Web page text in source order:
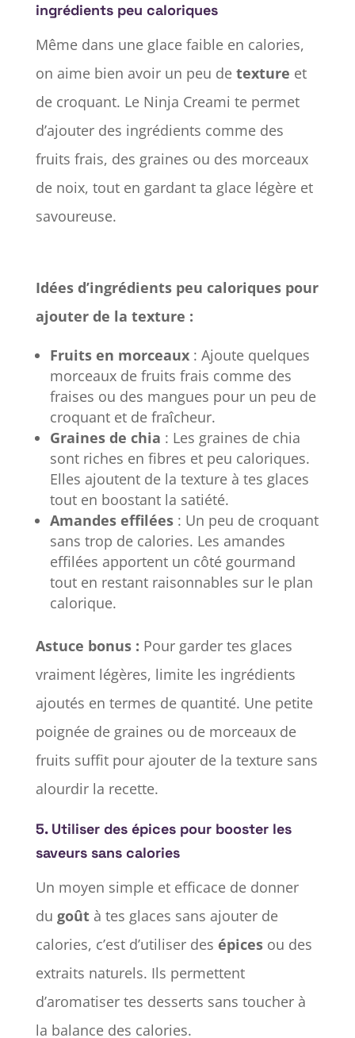
ingrédients peu caloriques
Même dans une glace faible en calories,
on aime bien avoir un peu de texture et
de croquant. Le Ninja Creami te permet
d’ajouter des ingrédients comme des
fruits frais, des graines ou des morceaux
de noix, tout en gardant ta glace légère et
savoureuse.
Idées d’ingrédients peu caloriques pour
ajouter de la texture :
Fruits en morceaux: Ajoute quelques
morceaux de fruits frais comme des
fraises ou des mangues pour un peu de
croquant et de fraîcheur.
Graines de chia : Les graines de chia
sont riches en fibres et peu caloriques.
Elles ajoutent de la texture à tes glaces
tout en boostant la satiété.
Amandes effilées: Un peu de croquant
sans trop de calories. Les amandes
effilées apportent un côté gourmand
tout en restant raisonnables sur le plan
calorique.
Astuce bonus : Pour garder tes glaces
vraiment légères, limite les ingrédients
ajoutés en termes de quantité. Une petite
poignée de graines ou de morceaux de
fruits suffit pour ajouter de la texture sans
alourdir la recette.
5. Utiliser des épices pour booster les
saveurs sans calories
Un moyen simple et efficace de donner
du goûtà tes glaces sans ajouter de
calories, c’est d’utiliser des épicesou des
extraits naturels. Ils permettent
d’aromatiser tes desserts sans toucher à
la balance des calories.